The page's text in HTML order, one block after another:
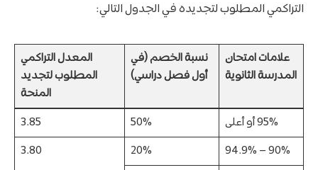
التراكمي المطلوب لتجديده في الجدول التالي:
علامات امتحان
المدرسة الثانوية
نسبة الخصم (في
أول فصل دراسي)
المعدل التراكمي
المطلوب لتجديد
المنحة
95% أو أعلى
50%
3.85
90% – 94.9%
20%
3.80